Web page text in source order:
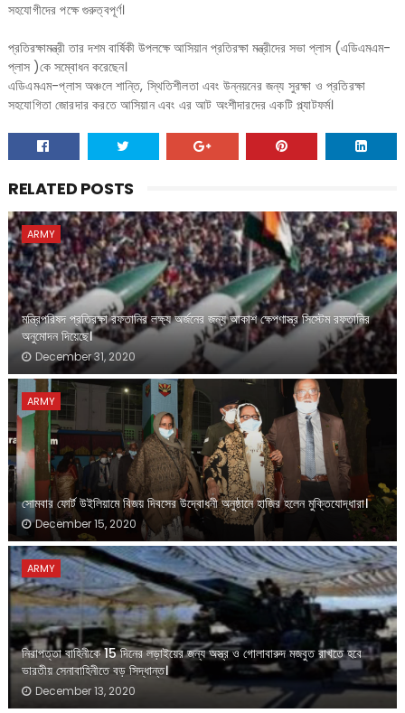
সহযোগীদের পক্ষে গুরুত্বপূর্ণ।
প্রতিরক্ষামন্ত্রী তার দশম বার্ষিকী উপলক্ষে আসিয়ান প্রতিরক্ষা মন্ত্রীদের সভা প্লাস (এডিএমএম-
প্লাস )কে সম্বোধন করেছেন।
এডিএমএম-প্লাস অঞ্চলে শান্তি, স্থিতিশীলতা এবং উন্নয়নের জন্য সুরক্ষা ও প্রতিরক্ষা
সহযোগিতা জোরদার করতে আসিয়ান এবং এর আট অংশীদারদের একটি প্ল্যাটফর্ম।
RELATED POSTS
ARMY
মন্ত্রিপরিষদ প্রতিরক্ষা রফতানির লক্ষ্য অর্জনের জন্য আকাশ ক্ষেপণাস্ত্র সিস্টেম রফতানির
অনুমোদন দিয়েছে।
December 31, 2020
ARMY
সোমবার ফোর্ট উইলিয়ামে বিজয় দিবসের উদ্বোধনী অনুষ্ঠানে হাজির হলেন মুক্তিযোদ্ধারা।
December 15, 2020
ARMY
নিরাপত্তা বাহিনীকে 15 দিনের লড়াইয়ের জন্য অস্ত্র ও গোলাবারুদ মজবুত রাখতে হবে
ভারতীয় সেনাবাহিনীতে বড় সিদ্ধান্ত।
December 13, 2020